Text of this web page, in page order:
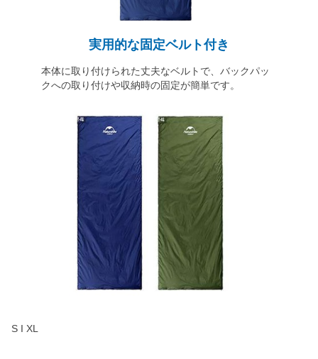
実用的な固定ベルト付き
本体に取り付けられた丈夫なベルトで、バックパッ
クへの取り付けや収納時の固定が簡単です。
S I XL